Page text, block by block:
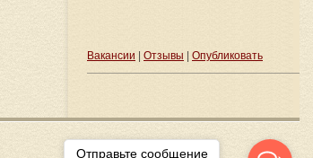
Вакансии Отзывы Опубликовать
Отправьте сообщение